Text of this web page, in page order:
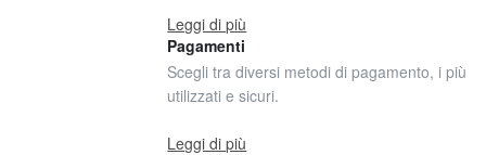
Leggi di più
Pagamenti
Scegli tra diversi metodi di pagamento, i più
utilizzati e sicuri.
Leggi di più